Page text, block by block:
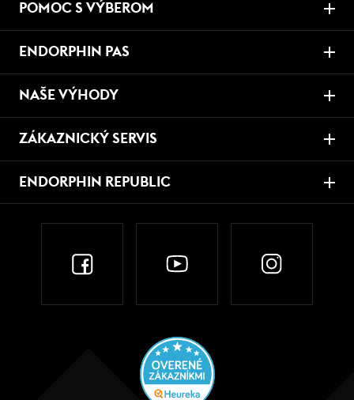
POMOC S VÝBEROM
ENDORPHIN PAS
NAŠE VÝHODY
ZÁKAZNICKÝ SERVIS
ENDORPHIN REPUBLIC